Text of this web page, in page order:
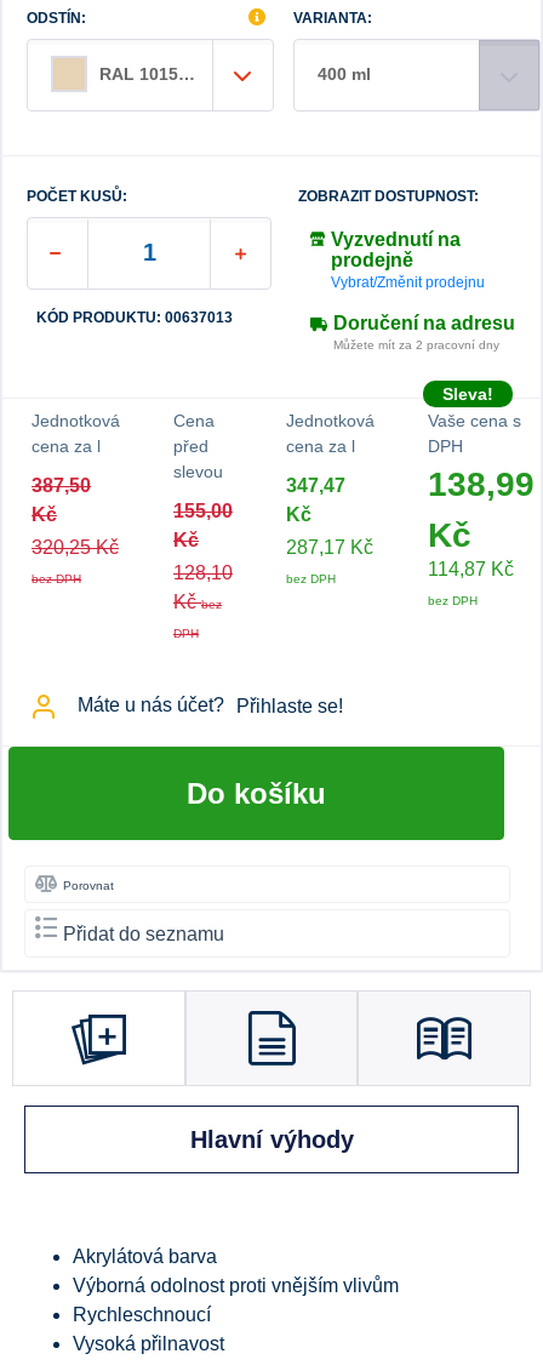
ODSTÍN:
RAL 1015 slonová kost světlá
VARIANTA:
400 ml
POČET KUSŮ:
KÓD PRODUKTU: 00637013
ZOBRAZIT DOSTUPNOST:
Vyzvednutí na
prodejně
Vybrat/Změnit prodejnu
Doručení na adresu
Můžete mít za 2 pracovní dny
Jednotková
cena za l
387,50
Kč
320,25 Kč
bez DPH
Cena
před
slevou
155,00
Kč
128,10
Kčbez
DPH
Jednotková
cena za l
347,47
Kč
287,17 Kč
bez DPH
Sleva!
Vaše cena s
DPH
138,99
Kč
114,87 Kč
bez DPH
Máte u nás účet? Přihlaste se!
Do košíku
Porovnat
Přidat do seznamu
Hlavní výhody
Akrylátová barva
Výborná odolnost proti vnějším vlivům
Rychleschnoucí
Vysoká přilnavost